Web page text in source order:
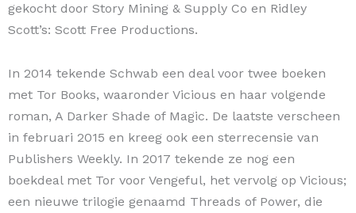
gekocht door Story Mining & Supply Co en Ridley
Scott’s: Scott Free Productions.
In 2014 tekende Schwab een deal voor twee boeken
met Tor Books, waaronder Vicious en haar volgende
roman, A Darker Shade of Magic. De laatste verscheen
in februari 2015 en kreeg ook een sterrecensie van
Publishers Weekly. In 2017 tekende ze nog een
boekdeal met Tor voor Vengeful, het vervolg op Vicious;
een nieuwe trilogie genaamd Threads of Power, die